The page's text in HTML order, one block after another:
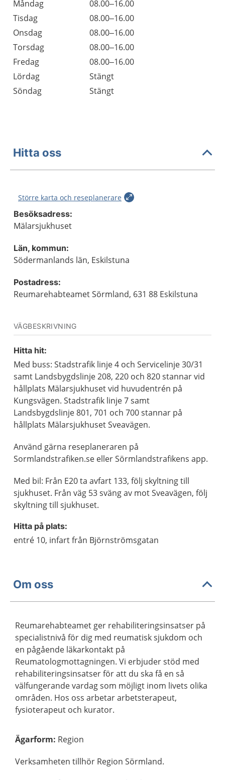
Dag
Öppettider
Kommentarer
Måndag
08.00–16.00
Tisdag
08.00–16.00
Onsdag
08.00–16.00
Torsdag
08.00–16.00
Fredag
08.00–16.00
Lördag
Stängt
Söndag
Stängt
Hitta oss
Större karta och reseplanerare
Besöksadress:
Mälarsjukhuset
Län, kommun:
Södermanlands län, Eskilstuna
Postadress:
Reumarehabteamet Sörmland, 631 88 Eskilstuna
VÄGBESKRIVNING
Hitta hit:
Med buss: Stadstrafik linje 4 och Servicelinje 30/31
samt Landsbygdslinje 208, 220 och 820 stannar vid
hållplats Mälarsjukhuset vid huvudentrén på
Kungsvägen. Stadstrafik linje 7 samt
Landsbygdslinje 801, 701 och 700 stannar på
hållplats Mälarsjukhuset Sveavägen.
Använd gärna reseplaneraren på
Sormlandstrafiken.se eller Sörmlandstrafikens app.
Med bil: Från E20 ta avfart 133, följ skyltning till
sjukhuset. Från väg 53 sväng av mot Sveavägen, följ
skyltning till sjukhuset.
Hitta på plats:
entré 10, infart från Björnströmsgatan
Om oss
Reumarehabteamet ger rehabiliteringsinsatser på
specialistnivå för dig med reumatisk sjukdom och
en pågående läkarkontakt på
Reumatologmottagningen. Vi erbjuder stöd med
rehabiliteringsinsatser för att du ska få en så
välfungerande vardag som möjligt inom livets olika
områden. Hos oss arbetar arbetsterapeut,
fysioterapeut och kurator.
Ägarform: Region
Verksamheten tillhör Region Sörmland.